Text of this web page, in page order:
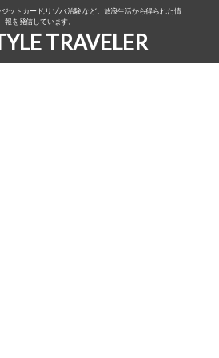
ットカード,リゾバ,治験,など。放浪生活から得られた情
報を発信しています。
TRAVELER